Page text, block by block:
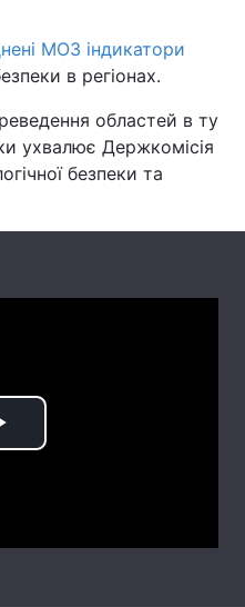
Світ
Лайт
МОЗ індикатори
в регіонах.
областей в ту
ухвалює Держкомісія
безпеки та